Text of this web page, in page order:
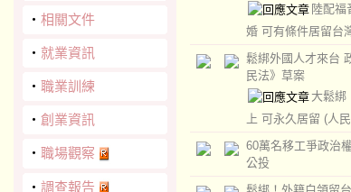
‧ 相關文件
‧ 就業資訊
‧ 職業訓練
‧ 創業資訊
‧ 職場觀察
‧ 調查報告
陸配福
婚 可有條件居留台
鬆綁外國人才來台
民法》草案
大鬆綁
上 可永久居留 (人
60萬名移工爭政治
公投